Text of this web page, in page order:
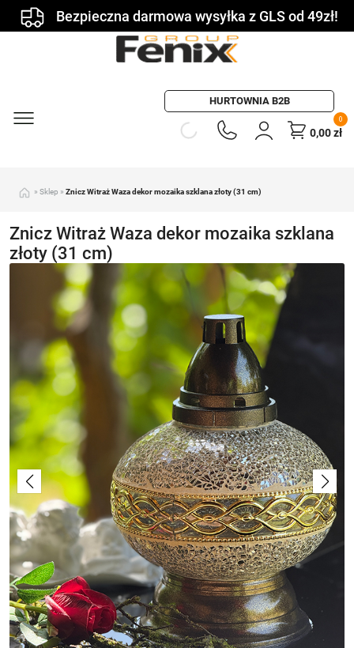
Bezpieczna darmowa wysyłka z GLS od 49zł!
HURTOWNIA B2B
0
0,00zł
» Sklep » Znicz Witraż Waza dekor mozaika szklana złoty (31 cm)
Znicz Witraż Waza dekor mozaika szklana
złoty (31 cm)